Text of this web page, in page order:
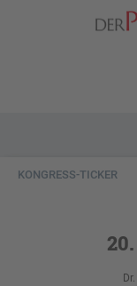
KONGRESS-TICKER